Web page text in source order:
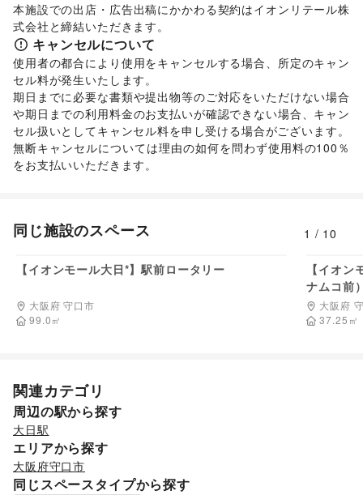
本施設での出店・広告出稿にかかわる契約はイオンリテール株
式会社と締結いただきます。
キャンセルについて
使用者の都合により使用をキャンセルする場合、所定のキャン
セル料が発生いたします。
期日までに必要な書類や提出物等のご対応をいただけない場合
や期日までの利用料金のお支払いが確認できない場合、キャン
セル扱いとしてキャンセル料を申し受ける場合がございます。
無断キャンセルについては理由の如何を問わず使用料の100％
をお支払いいただきます。
同じ施設のスペース 1 / 10
【イオンモール大日*】駅前ロータリー
大阪府 守口市
99.0㎡
【イオ
ナムコ前
大阪府
37.25 ㎡
関連カテゴリ
周辺の駅から探す
大日駅
エリアから探す
大阪府守口市
同じスペースタイプから探す